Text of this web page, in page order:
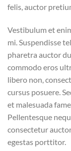
felis, auctor
Vestibulum et
mi. Suspendisse
pharetra auctor
commodo eros
libero non,
cursus posuere.
et malesuada
Pellentesque
consectetur
egestas porttitor.